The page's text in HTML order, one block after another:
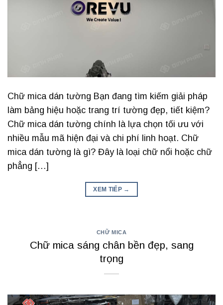
Chữ mica dán tường Bạn đang tìm kiếm giải pháp
làm bảng hiệu hoặc trang trí tường đẹp, tiết kiệm?
Chữ mica dán tường chính là lựa chọn tối ưu với
nhiều mẫu mã hiện đại và chi phí linh hoạt. Chữ
mica dán tường là gì? Đây là loại chữ nổi hoặc chữ
phẳng […]
XEM TIẾP →
CHỮ MICA
Chữ mica sáng chân bền đẹp, sang
trọng